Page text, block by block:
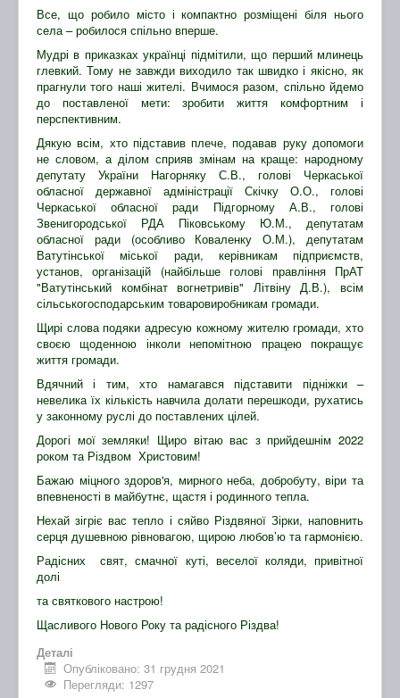
Все, що робило місто і компактно розміщені біля нього
села – робилося спільно вперше.
Мудрі в приказках українці підмітили, що перший млинець
глевкий. Тому не завжди виходило так швидко і якісно, як
прагнули того наші жителі. Вчимося разом, спільно йдемо
до поставленої мети: зробити життя комфортним і
перспективним.
Дякую всім, хто підставив плече, подавав руку допомоги
не словом, а ділом сприяв змінам на краще: народному
депутату України Нагорняку С.В., голові Черкаської
обласної державної адміністрації Скічку О.О., голові
Черкаської обласної ради Підгорному А.В., голові
Звенигородської РДА Піковському Ю.М., депутатам
обласної ради (особливо Коваленку О.М.), депутатам
Ватутінської міської ради, керівникам підприємств,
установ, організацій (найбільше голові правління ПрАТ
"Ватутінський комбінат вогнетривів" Літвіну Д.В.), всім
сільськогосподарським товаровиробникам громади.
Щирі слова подяки адресую кожному жителю громади, хто
своєю щоденною інколи непомітною працею покращує
життя громади.
Вдячний і тим, хто намагався підставити підніжки –
невелика їх кількість навчила долати перешкоди, рухатись
у законному руслі до поставлених цілей.
Дорогі мої земляки! Щиро вітаю вас з прийдешнім 2022
роком та Різдвом Христовим!
Бажаю міцного здоров'я, мирного неба, добробуту, віри та
впевненості в майбутнє, щастя і родинного тепла.
Нехай зігріє вас тепло і сяйво Різдвяної Зірки, наповнить
серця душевною рівновагою, щирою любов’ю та гармонією.
Радісних свят, смачної куті, веселої коляди, привітної
долі
та святкового настрою!
Щасливого Нового Року та радісного Різдва!
Деталі
Опубліковано: 31 грудня 2021
Перегляди: 1297